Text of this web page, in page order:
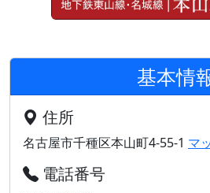
基本情
住所
名古屋市千種区本山町4-55-1 マ
電話番号